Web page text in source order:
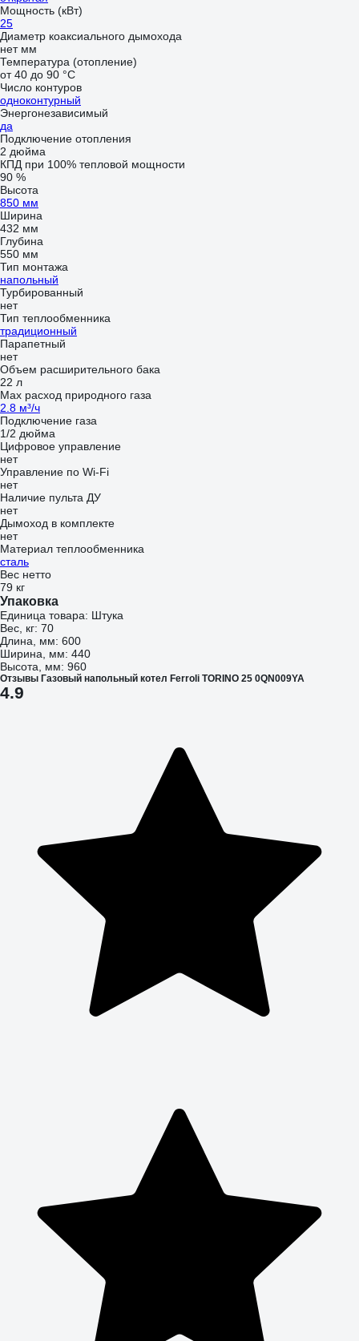
Мощность (кВт)
25
Диаметр коаксиального дымохода
нет мм
Температура (отопление)
от 40 до 90 °С
Число контуров
одноконтурный
Энергонезависимый
да
Подключение отопления
2 дюйма
КПД при 100% тепловой мощности
90 %
Высота
850 мм
Ширина
432 мм
Глубина
550 мм
Тип монтажа
напольный
Турбированный
нет
Тип теплообменника
традиционный
Парапетный
нет
Объем расширительного бака
22 л
Max расход природного газа
2.8 м³/ч
Подключение газа
1/2 дюйма
Цифровое управление
нет
Управление по Wi-Fi
нет
Наличие пульта ДУ
нет
Дымоход в комплекте
нет
Материал теплообменника
сталь
Вес нетто
79 кг
Упаковка
Единица товара: Штука
Вес, кг: 70
Длина, мм: 600
Ширина, мм: 440
Высота, мм: 960
Отзывы Газовый напольный котел Ferroli TORINO 25 0QN009YA
4.9